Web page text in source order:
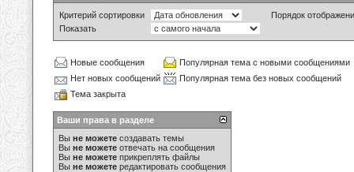
Критерий сортировки
Порядок
Показать
Новые сообщения
Популярная тема с новыми сообщениями
Нет новых сообщений
Популярная тема без новых сообщений
Тема закрыта
Ваши права в разделе
Вы не можете создавать темы
Вы не можете отвечать на сообщения
Вы не можете прикреплять файлы
Вы не можете редактировать сообщения